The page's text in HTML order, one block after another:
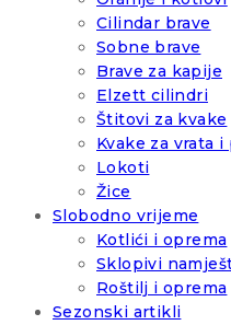
Cilindar brave
Sobne brave
Brave za kapije
Elzett cilindri
Štitovi za kvake
Kvake za vrata i
Lokoti
Žice
Slobodno vrijeme
Kotlići i oprema
Sklopivi
Roštilj i oprema
Sezonski artikli